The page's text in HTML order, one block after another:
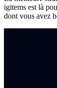
igitems est là
dont vous avez